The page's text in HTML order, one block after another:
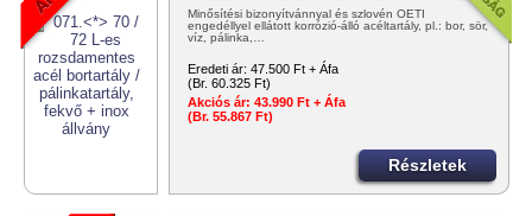
Minősítési bizonyítvánnyal és szlovén OÉTI
engedéllyel ellátott korrózió-álló acéltartály, pl.: bor, sör,
víz, pálinka,…
Eredeti ár: 47.500 Ft + Áfa
(Br. 60.325 Ft)
Akciós ár: 43.990 Ft + Áfa
(Br. 55.867 Ft)
Részletek